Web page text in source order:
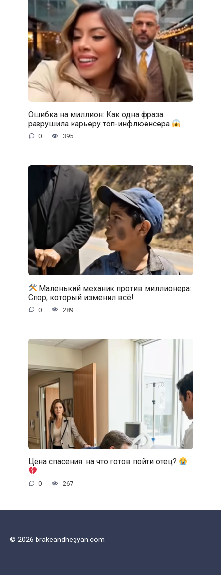
Ошибка на миллион: Как одна фраза
разрушила карьеру топ-инфлюенсера
0 395
Маленький механик против миллионера:
Спор, который изменил всё!
0 289
Цена спасения: на что готов пойти отец?
0 267
© 2026 brakeandhegyan.com